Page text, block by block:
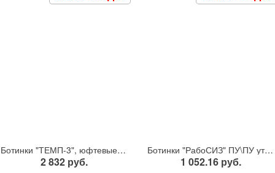
Ботинки "ТЕМП-3", юфтевые утепленные
2 832 руб.
Ботинки "РабоСИЗ" ПУ\ПУ утепленные, иск.мех
1 052.16 руб.